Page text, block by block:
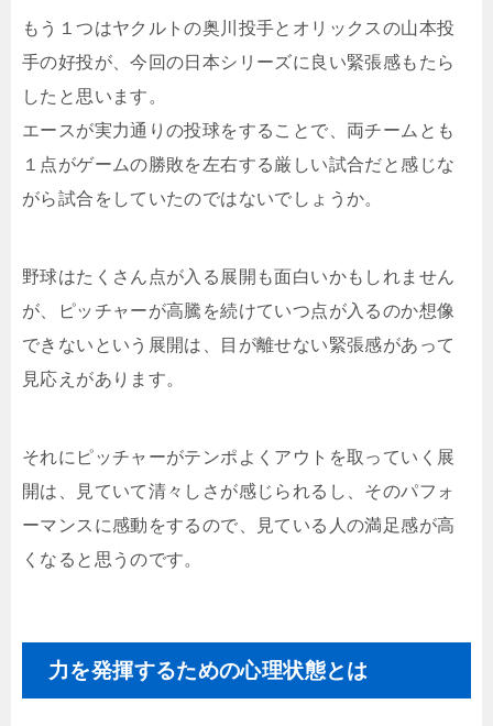
もう１つはヤクルトの奥川投手とオリックスの山本投
手の好投が、今回の日本シリーズに良い緊張感もたら
したと思います。
エースが実力通りの投球をすることで、両チームとも
１点がゲームの勝敗を左右する厳しい試合だと感じな
がら試合をしていたのではないでしょうか。
野球はたくさん点が入る展開も面白いかもしれません
が、ピッチャーが高騰を続けていつ点が入るのか想像
できないという展開は、目が離せない緊張感があって
見応えがあります。
それにピッチャーがテンポよくアウトを取っていく展
開は、見ていて清々しさが感じられるし、そのパフォ
ーマンスに感動をするので、見ている人の満足感が高
くなると思うのです。
力を発揮するための心理状態とは